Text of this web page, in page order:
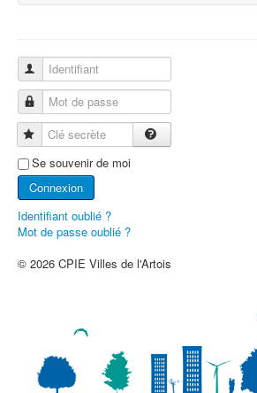
Identifiant
Mot de passe
Clé secrète
Se souvenir de moi
Connexion
Identifiant oublié ?
Mot de passe oublié ?
© 2026 CPIE Villes de l'Artois